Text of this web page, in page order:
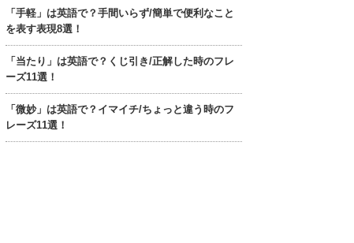
「手軽」は英語で？手間いらず/簡単で便利なこと
を表す表現8選！
「当たり」は英語で？くじ引き/正解した時のフレ
ーズ11選！
「微妙」は英語で？イマイチ/ちょっと違う時のフ
レーズ11選！